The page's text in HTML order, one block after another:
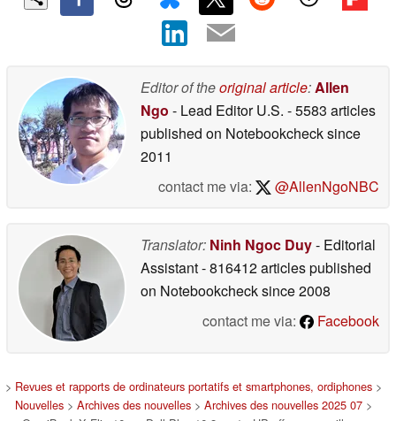
Editor of theoriginal article: Allen
Ngo - Lead Editor U.S. - 5583 articles
published on Notebookchecksince
2011
contact me via:
@AllenNgoNBC
Translator: Ninh Ngoc Duy- Editorial
Assistant- 816412 articles published
on Notebookchecksince 2008
contact me via:
Facebook
> Revues et rapports de ordinateurs portatifs et smartphones, ordiphones >
Nouvelles > Archives des nouvelles > Archives des nouvelles 2025 07 >